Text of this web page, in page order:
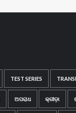
TEST SERIES
ଅପରାଧ କ୍ରୀଡ଼ା